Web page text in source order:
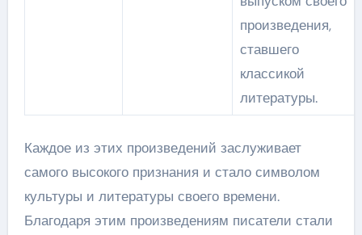
произведения,
ставшего
классикой
литературы.
Каждое из этих произведений заслуживает
самого высокого признания и стало символом
культуры и литературы своего времени.
Благодаря этим произведениям писатели стали